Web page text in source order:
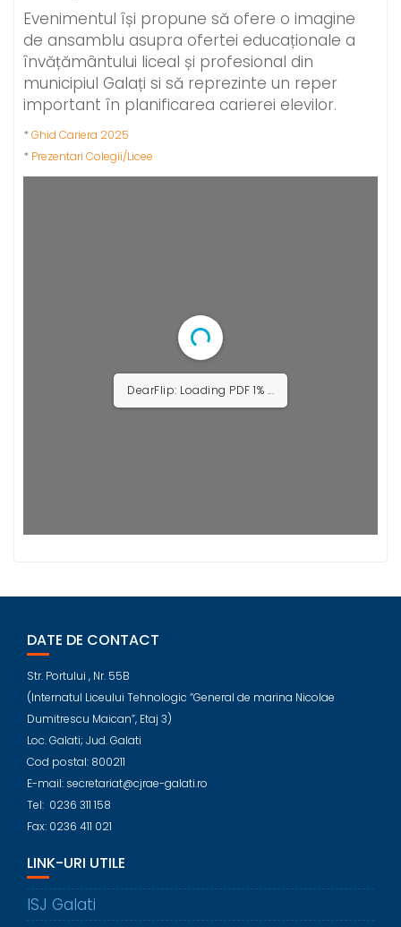
Evenimentul își propune să ofere o imagine
de ansamblu asupra ofertei educaționale a
învățământului liceal și profesional din
municipiul Galați si să reprezinte un reper
important în planificarea carierei elevilor.
* Ghid Cariera 2025
* Prezentari Colegii/Licee
DearFlip: Loading PDF 1% ...
DATE DE CONTACT
Str. Portului , Nr. 55B
(Internatul Liceului Tehnologic “General de marina Nicolae
Dumitrescu Maican”, Etaj 3)
Loc. Galati; Jud. Galati
Cod postal: 800211
E-mail: secretariat@cjrae-galati.ro
Tel: 0236 311 158
Fax: 0236 411 021
LINK-URI UTILE
ISJ Galati